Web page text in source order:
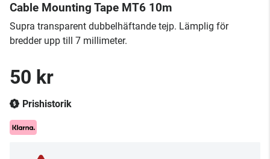
Cable Mounting Tape MT6 10m
​Supra transparent dubbelhäftande tejp. Lämplig för
bredder upp till 7 millimeter.
50 kr
Prishistorik